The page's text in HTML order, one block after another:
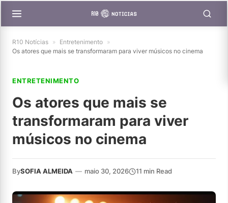
R10 Notícias » Entretenimento »
Os atores que mais se transformaram para viver músicos no cinema
ENTRETENIMENTO
Os atores que mais se
transformaram para viver
músicos no cinema
BySOFIA ALMEIDA — maio 30, 2026 11 min Read